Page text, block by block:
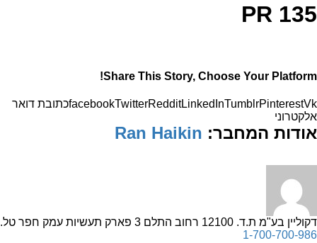
PR 135
Share This Story, Choose Your Platform!
facebookTwitterRedditLinkedInTumblrPinterestVk
כתובת דואר
אלקטרוני
אודות המחבר: Ran Haikin
דקוליין בע"מ ת.ד. 12100 רחוב התלם 3 פארק תעשיות עמק חפר
טל.
1-700-700-986